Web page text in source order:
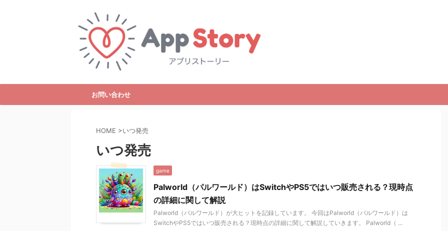
お問い合わせ
HOME >いつ発売
いつ発売
game
Palworld（パルワールド）はSwitchやPS5ではいつ販売される？現時点
の詳細に関して解説
Palworld（パルワールド）が大ヒットを記録しています。 今回はPalworld（パルワールド）は
SwitchやPS5ではいつ販売される？現時点の詳細に関して解説していきます。 Palworld（ ...